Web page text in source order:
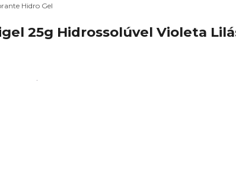
Hidro Gel
25g Hidrossolúvel Violeta